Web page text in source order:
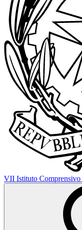
VII Istituto Comprensivo